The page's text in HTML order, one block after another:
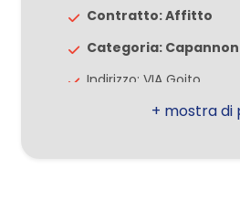
Contratto: Affitto
Categoria:
Indirizzo: VIA Goito
CAP: 20030
minimi
Qualsiasi